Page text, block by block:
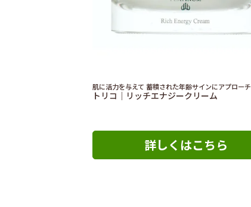
肌に活力を与えて 蓄積された年齢サインにアプローチ
トリコ｜リッチエナジークリーム
詳しくはこちら